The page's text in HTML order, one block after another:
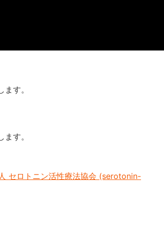
す。
す。
セロトニン活性療法協会 (serotonin-